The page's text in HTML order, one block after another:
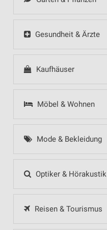
Gesundheit & Ärzte
Kaufhäuser
Möbel & Wohnen
Mode & Bekleidung
Optiker & Hörakustik
Reisen & Tourismus